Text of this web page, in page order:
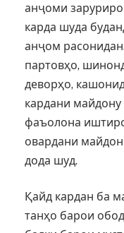
анҷоми заруриро
карда шуда
анҷом
партовҳо,
деворҳо,
кардани
фаъолона
овардани
дода шуд.
Қайд кардан ба
танҳо барои